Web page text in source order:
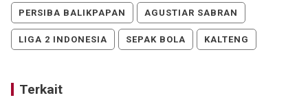
PERSIBA BALIKPAPAN AGUSTIAR SABRAN
LIGA 2 INDONESIA SEPAK BOLA KALTENG
Terkait